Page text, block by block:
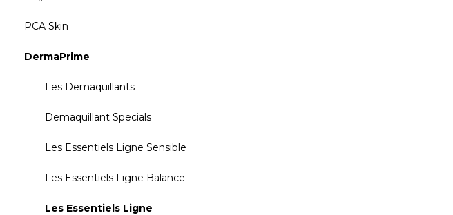
PCA Skin
DermaPrime
Les Demaquillants
Demaquillant Specials
Les Essentiels Ligne Sensible
Les Essentiels Ligne Balance
Les Essentiels Ligne